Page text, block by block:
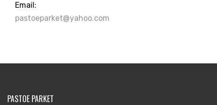
Email:
pastoeparket@yahoo.com
PASTOE PARKET